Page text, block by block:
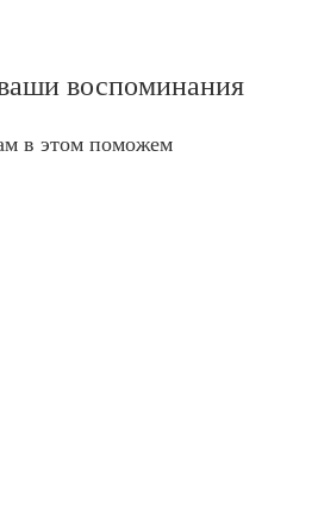
воспоминания
в этом поможем